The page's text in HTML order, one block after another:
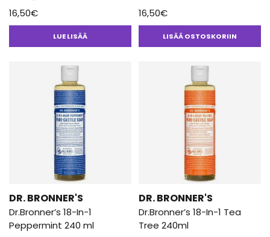
16,50€
LUE LISÄÄ
16,50€
LISÄÄ OSTOSKORIIN
DR. BRONNER'S
Dr.Bronner’s 18-In-1
Peppermint 240 ml
DR. BRONNER'S
Dr.Bronner’s 18-In-1 Tea
Tree 240ml